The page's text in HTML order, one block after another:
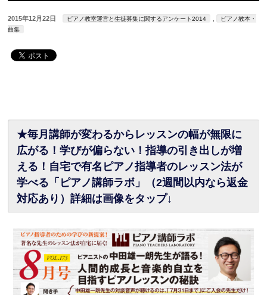
2015年12月22日 ピアノ教室運営と生徒募集に関するアンケート2014
ピアノ教本・
曲集
★毎月講師が変わるからレッスンの幅が無限に
広がる！学びが偏らない！指導の引き出しが増
える！自宅で有名ピアノ指導者のレッスン法が
学べる「ピアノ講師ラボ」（2週間以内なら返金
対応あり）詳細は画像をタップ↓